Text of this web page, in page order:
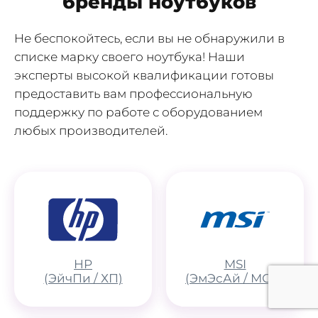
попробовать его починить. 🙂
Не беспокойтесь, если вы не обнаружили в
списке марку своего ноутбука! Наши
эксперты высокой квалификации готовы
предоставить вам профессиональную
поддержку по работе с оборудованием
любых производителей.
HP
(ЭйчПи / ХП)
MSI
(ЭмЭсАй / МСИ)